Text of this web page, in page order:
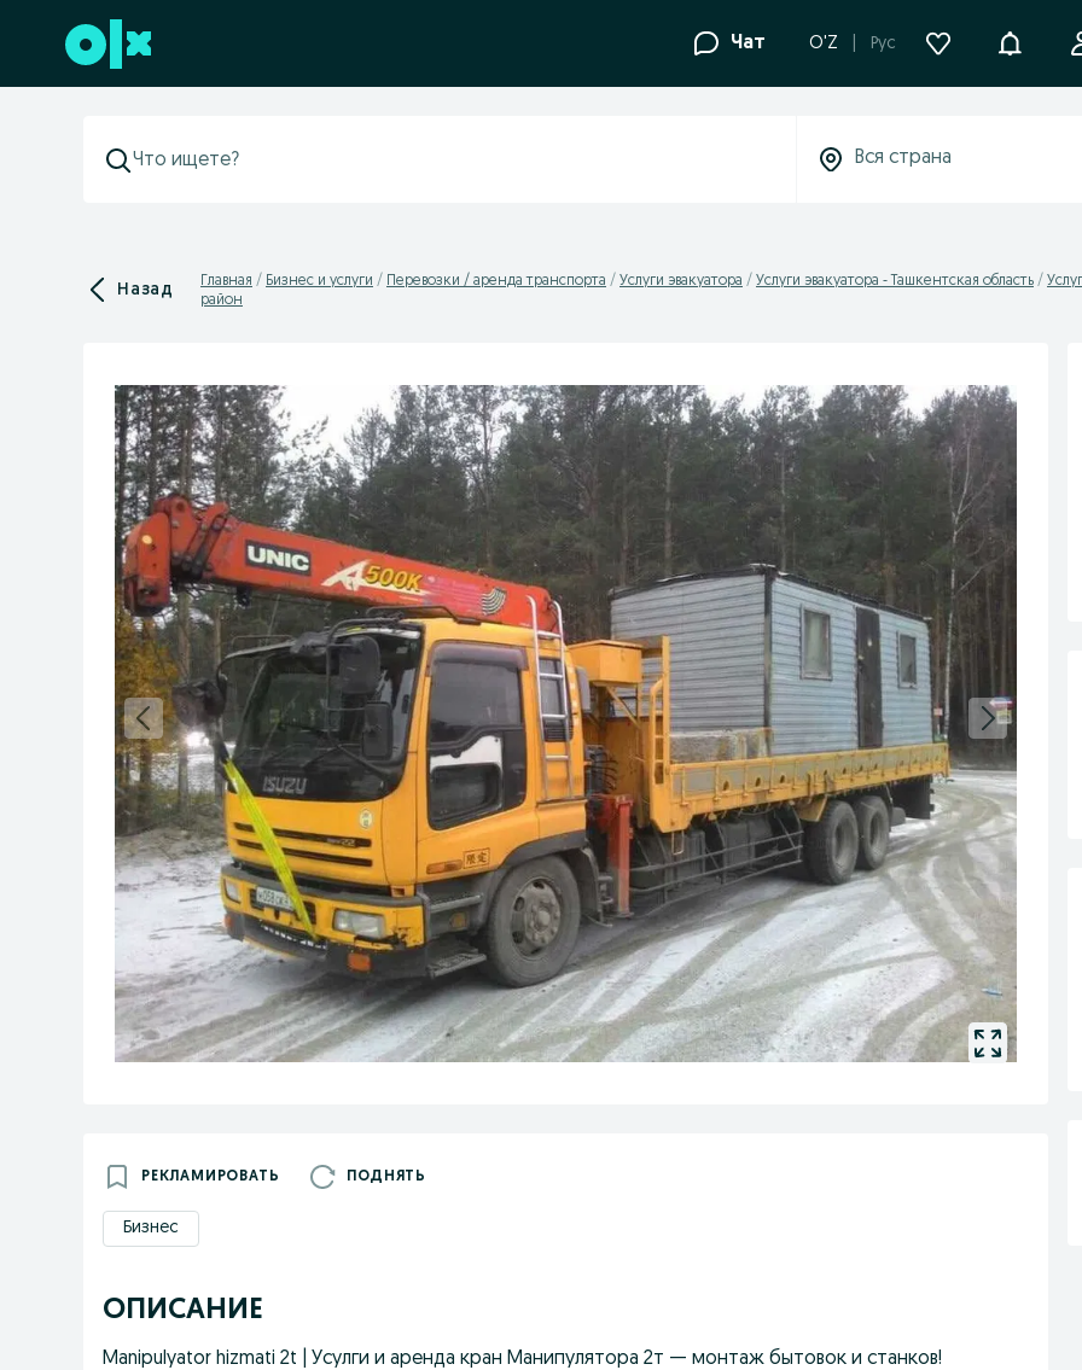
Перейти к нижнему колонтитулу Чат O'Z Рус
Назад Главная Бизнес и услуги Перевозки / аренда транспорта Услуги эвакуатора Услуги эвакуатора - Ташкентская область
район
РЕКЛАМИРОВАТЬ ПОДНЯТЬ
Бизнес
ОПИСАНИЕ
Manipulyator hizmati 2t | Усулги и аренда кран Манипулятора 2т — монтаж бытовок и станков!